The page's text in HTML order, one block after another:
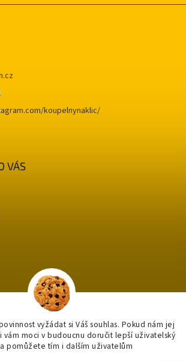
vyžádat si Váš souhlas. Pokud nám jej
moci v budoucnu doručit lepší uživatelský
pomůžete tím i dalším uživatelům
koupelnynaklic/
VÁS